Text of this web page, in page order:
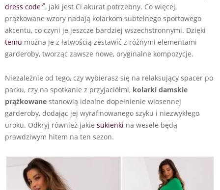
dress code , jaki jest Ci akurat potrzebny. Co więcej,
prążkowane wzory nadają kolarkom subtelnego sportowego
akcentu, co czyni je jeszcze bardziej wszechstronnymi. Dzięki
temu można je z łatwością zestawić z różnymi elementami
garderoby, tworząc zawsze nowe, oryginalne kompozycje.
Niezależnie od tego, czy wybierasz się na relaksujący spacer po
parku, czy na spotkanie z przyjaciółmi, kolarki damskie
prążkowane stanowią idealne dopełnienie wiosennej
garderoby, dodając jej wyrafinowanego szyku i niezwykłego
uroku. Odkryj również jakie sukienki na wesele będą
prawdziwym hitem na ten sezon.